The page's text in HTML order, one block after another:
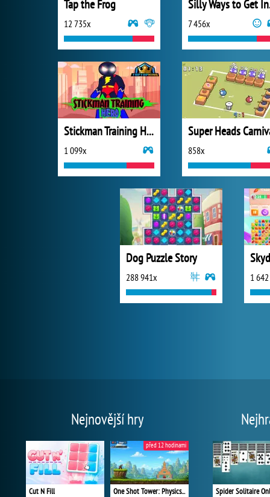
Tap the Frog
12 735x 7 456x
Stickman Training Hero
1 099x
Super Heads
858x
Dog Puzzle Story
288 941x 1
Nejnovější hry
Cut N Fill One Shot Tower: Physics Destroyer
před 12 hodinami
Spider Solitaire